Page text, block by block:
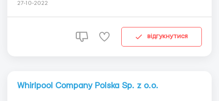
ремонтних комплектів для шин. Виробляють
готових виробів на лінії...
27-10-2022
відгукнутися
Whirlpool Company Polska Sp. z o.o.